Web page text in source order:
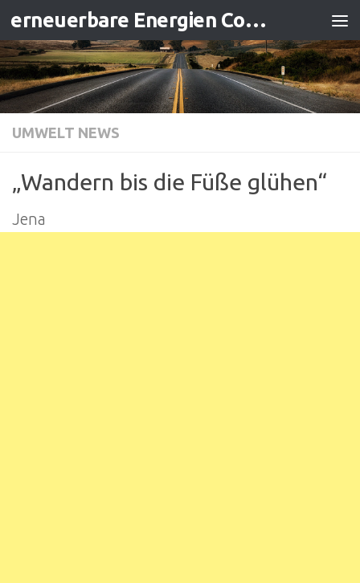
Zum Inhalt springen erneuerbare Energien Contracting
UMWELT NEWS
„Wandern bis die Füße glühen“
Jena